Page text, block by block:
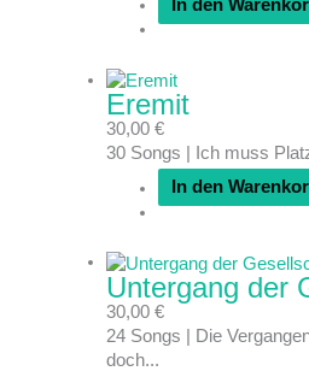
In den
Eremit
30,00 €
30 Songs | Ich muss
In den
Untergang der
30,00 €
24 Songs | Die
doch...